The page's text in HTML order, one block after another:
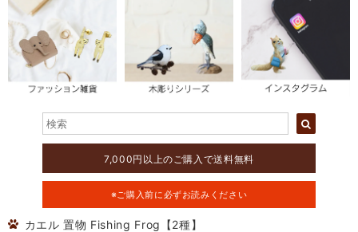
7,000円以上のご購入で送料無料
※ご購入前に必ずお読みください
カエル 置物 Fishing Frog【2種】